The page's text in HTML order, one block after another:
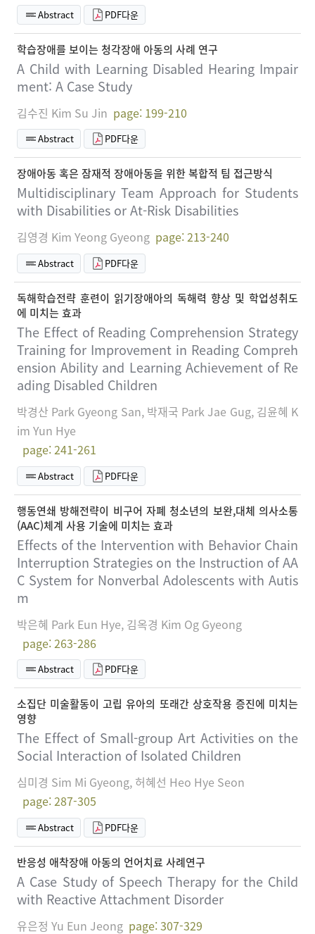
Abstract PDF다운
학습장애를 보이는 청각장애 아동의 사례 연구
A Child with Learning Disabled Hearing Impair
ment: A Case Study
김수진 Kim Su Jin page: 199-210
Abstract PDF다운
장애아동 혹은 잠재적 장애아동을 위한 복합적 팀 접근방식
Multidisciplinary Team Approach for Students
with Disabilities or At-Risk Disabilities
김영경 Kim Yeong Gyeong page: 213-240
Abstract PDF다운
독해학습전략 훈련이 읽기장애아의 독해력 향상 및 학업성취도
에 미치는 효과
The Effect of Reading Comprehension Strategy
Training for Improvement in Reading Compreh
ension Ability and Learning Achievement of Re
ading Disabled Children
박경산 Park Gyeong San, 박재국 Park Jae Gug, 김윤혜 K
im Yun Hye
page: 241-261
Abstract PDF다운
행동연쇄 방해전략이 비구어 자폐 청소년의 보완,대체 의사소통
(AAC)체계 사용 기술에 미치는 효과
Effects of the Intervention with Behavior Chain
Interruption Strategies on the Instruction of AA
C System for Nonverbal Adolescents with Autis
m
박은혜 Park Eun Hye, 김옥경 Kim Og Gyeong
page: 263-286
Abstract PDF다운
소집단 미술활동이 고립 유아의 또래간 상호작용 증진에 미치는
영향
The Effect of Small-group Art Activities on the
Social Interaction of Isolated Children
심미경 Sim Mi Gyeong, 허혜선 Heo Hye Seon
page: 287-305
Abstract PDF다운
반응성 애착장애 아동의 언어치료 사례연구
A Case Study of Speech Therapy for the Child
with Reactive Attachment Disorder
유은정 Yu Eun Jeong page: 307-329